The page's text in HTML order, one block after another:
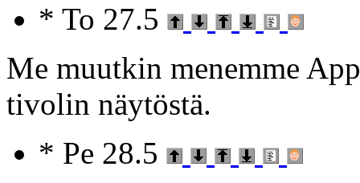
* To 27.5
Me muutkin menemme
tivolin näytöstä.
* Pe 28.5